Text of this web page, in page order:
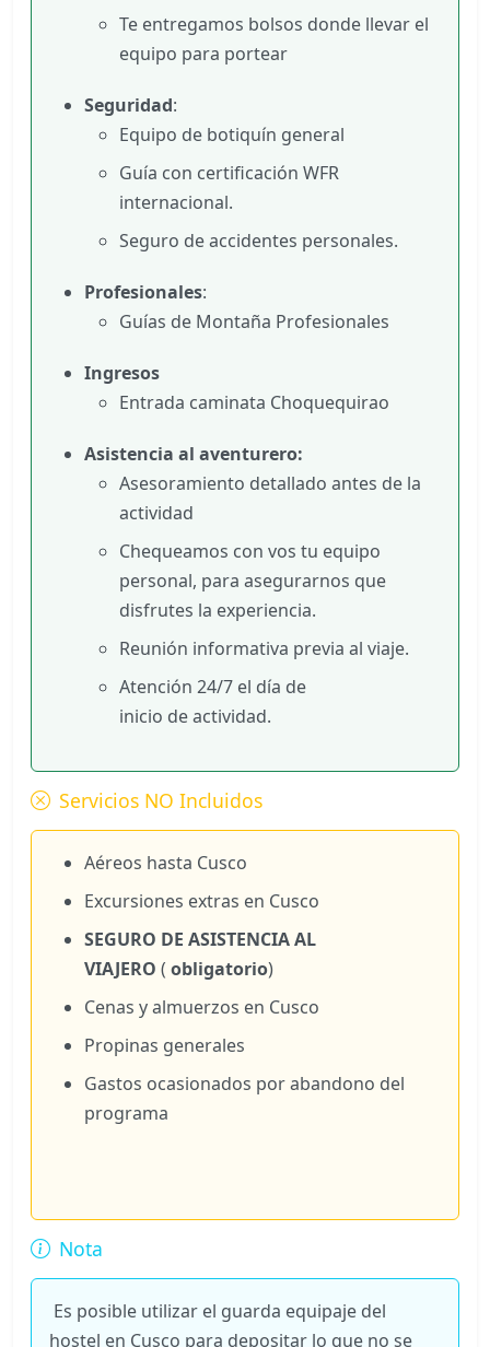
Te entregamos bolsos donde llevar el
equipo para portear
Seguridad:
Equipo de botiquín general
Guía con certificación WFR
internacional.
Seguro de accidentes personales.
Profesionales:
Guías de Montaña Profesionales
Ingresos
Entrada caminata Choquequirao
Asistencia al aventurero:
Asesoramiento detallado antes de la
actividad
Chequeamos con vos tu equipo
personal, para asegurarnos que
disfrutes la experiencia.
Reunión informativa previa al viaje.
Atención 24/7 el día de
inicio de actividad.
Servicios NO Incluidos
Aéreos hasta Cusco
Excursiones extras en Cusco
SEGURO DE ASISTENCIA AL
VIAJERO ( obligatorio)
Cenas y almuerzos en Cusco
Propinas generales
Gastos ocasionados por abandono del
programa
Nota
Es posible utilizar el guarda equipaje del
hostel en Cusco para depositar lo que no se